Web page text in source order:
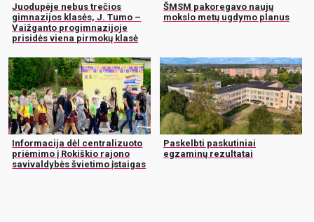
Juodupėje nebus trečios
gimnazijos klasės, J. Tumo –
Vaižganto progimnazijoje
prisidės viena pirmokų klasė
ŠMSM pakoregavo naujų
mokslo metų ugdymo planus
Informacija dėl centralizuoto
priėmimo į Rokiškio rajono
savivaldybės švietimo įstaigas
Paskelbti paskutiniai
egzaminų rezultatai